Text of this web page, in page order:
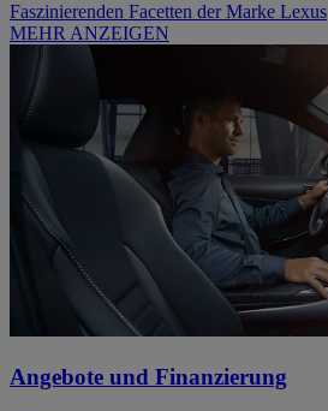
Faszinierenden Facetten der Marke Lexus
MEHR ANZEIGEN
Angebote und Finanzierung